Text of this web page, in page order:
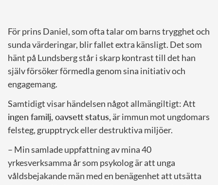
För prins Daniel, som ofta talar om barns trygghet och
sunda värderingar, blir fallet extra känsligt. Det som
hänt på Lundsberg står i skarp kontrast till det han
själv försöker förmedla genom sina initiativ och
engagemang.
Samtidigt visar händelsen något allmängiltigt: Att
ingen familj, oavsett status, är immun mot ungdomars
felsteg, grupptryck eller destruktiva miljöer.
– Min samlade uppfattning av mina 40
yrkesverksamma år som psykolog är att unga
våldsbejakande män med en benägenhet att utsätta